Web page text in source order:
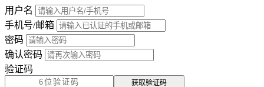
用户名
手机号/邮箱
密码
确认密码
验证码
获取验证码